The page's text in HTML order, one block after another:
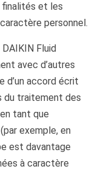
finalités et les
personnel.
DAIKIN Fluid
avec d’autres
d’un accord écrit
du traitement des
tant que
exemple, en
est davantage
à caractère